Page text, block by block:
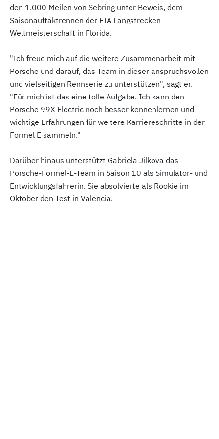
den 1.000 Meilen von Sebring unter Beweis, dem
Saisonauftaktrennen der FIA Langstrecken-
Weltmeisterschaft in Florida.
"Ich freue mich auf die weitere Zusammenarbeit mit
Porsche und darauf, das Team in dieser anspruchsvollen
und vielseitigen Rennserie zu unterstützen", sagt er.
"Für mich ist das eine tolle Aufgabe. Ich kann den
Porsche 99X Electric noch besser kennenlernen und
wichtige Erfahrungen für weitere Karriereschritte in der
Formel E sammeln."
Darüber hinaus unterstützt Gabriela Jilkova das
Porsche-Formel-E-Team in Saison 10 als Simulator- und
Entwicklungsfahrerin. Sie absolvierte als Rookie im
Oktober den Test in Valencia.